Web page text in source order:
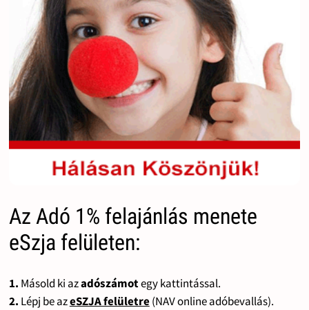
Az Adó 1% felajánlás menete
eSzja felületen:
1. Másold ki azadószámotegy kattintással.
2. Lépj be azeSZJA felületre(NAV online adóbevallás).